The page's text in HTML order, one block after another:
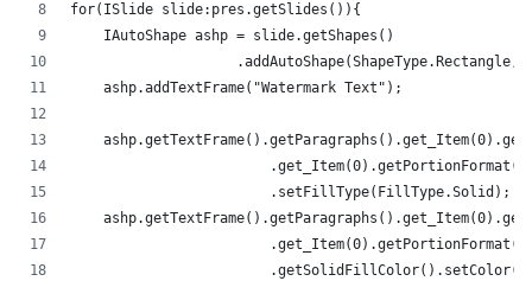
for(ISlide slide:pres.getSlides()){
    IAutoShape ashp = slide.getShapes()
    ashp.addTextFrame("Watermark Text");
                        .setFillType(FillType.Solid);